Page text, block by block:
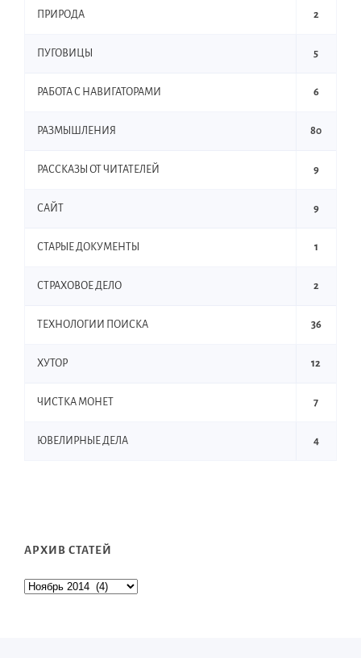
ПРИРОДА 2
ПУГОВИЦЫ 5
РАБОТА С НАВИГАТОРАМИ 6
РАЗМЫШЛЕНИЯ 80
РАССКАЗЫ ОТ ЧИТАТЕЛЕЙ 9
САЙТ 9
СТАРЫЕ ДОКУМЕНТЫ 1
СТРАХОВОЕ ДЕЛО 2
ТЕХНОЛОГИИ ПОИСКА 36
ХУТОР 12
ЧИСТКА МОНЕТ 7
ЮВЕЛИРНЫЕ ДЕЛА 4
АРХИВ СТАТЕЙ